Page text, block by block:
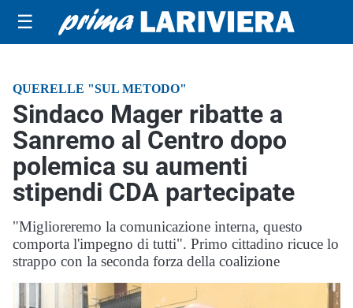
☰
QUERELLE "SUL METODO"
Sindaco Mager ribatte a
Sanremo al Centro dopo
polemica su aumenti
stipendi CDA partecipate
"Miglioreremo la comunicazione interna, questo
comporta l'impegno di tutti". Primo cittadino ricuce lo
strappo con la seconda forza della coalizione